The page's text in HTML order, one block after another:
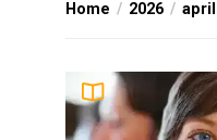
Home 2026 april